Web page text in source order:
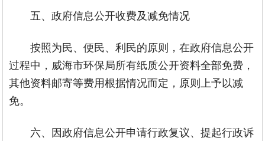
五、政府信息公开收费及减免情况
按照为民、便民、利民的原则，在政府信息公开
过程中，威海市环保局所有纸质公开资料全部免费，
其他资料邮寄等费用根据情况而定，原则上予以减
免。
六、因政府信息公开申请行政复议、提起行政诉